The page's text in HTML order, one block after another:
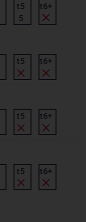
t5
5
t6+
t5 t6+
t5 t6+
t5 t6+